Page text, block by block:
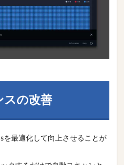
スの改善
を最適化して向上させることが